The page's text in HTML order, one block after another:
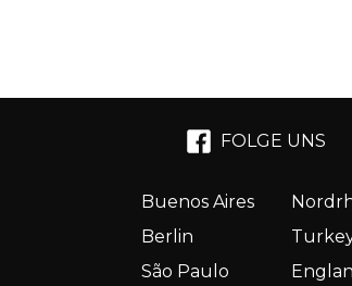
FOLGE UNS
Buenos Aires
Berlin
São Paulo